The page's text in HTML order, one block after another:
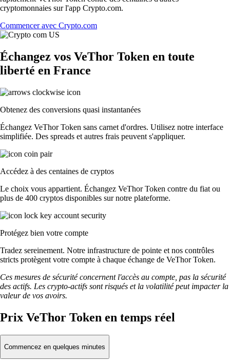
cryptomonnaies sur l'app Crypto.com.
Commencer avec Crypto.com
Échangez vos VeThor Token en toute
liberté en France
Obtenez des conversions quasi instantanées
Échangez VeThor Token sans carnet d'ordres. Utilisez notre interface
simplifiée. Des spreads et autres frais peuvent s'appliquer.
Accédez à des centaines de cryptos
Le choix vous appartient. Échangez VeThor Token contre du fiat ou
plus de 400 cryptos disponibles sur notre plateforme.
Protégez bien votre compte
Tradez sereinement. Notre infrastructure de pointe et nos contrôles
stricts protègent votre compte à chaque échange de VeThor Token.
Ces mesures de sécurité concernent l'accès au compte, pas la sécurité
des actifs. Les crypto-actifs sont risqués et la volatilité peut impacter la
valeur de vos avoirs.
Prix VeThor Token en temps réel
Commencez en quelques minutes